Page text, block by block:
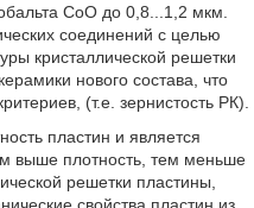
СоО до 0,8...1,2 мкм.
соединений с целью
кристаллической решетки
нового состава, что
(т.е. зернистость РК).
пластин и является
выше плотность, тем меньше
решетки пластины,